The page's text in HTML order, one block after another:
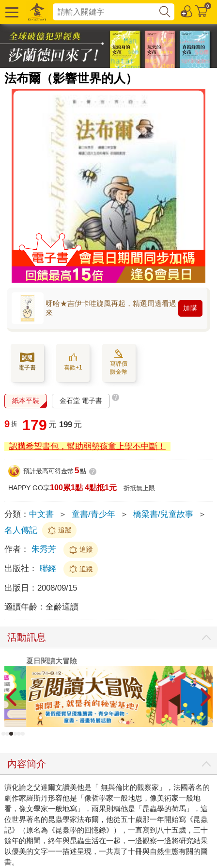
0
法布爾（影響世界的人）
呀哈★吉伊卡哇旋風再起，精選周邊看過
來
加購
電子書 喜歡+1
寫評價
賺金幣
紙本平裝 金石堂 電子書 ?
9 折 179 元 199 元
認購希望書包，幫助弱勢孩童上學不中斷！
預計最高可得金幣 5點 ?
HAPPY GO享100累1點 4點抵1元 折抵無上限
分類： 中文書 ＞ 童書/青少年 ＞ 橋梁書/兒童故事
＞
名人傳記
追蹤
作者： 朱秀芳 追蹤
出版社： 聯經 追蹤
出版日： 2008/09/15
適讀年齡： 全齡適讀
活動訊息
夏日閱讀大冒險
內容簡介
演化論之父達爾文讚美他是「 無與倫比的觀察家」，法國著名的
劇作家羅斯丹形容他是「像哲學家一般地思，像美術家一般地
看，像文學家一般地寫」，雨果則稱他是「昆蟲學的荷馬」，這
位世界著名的昆蟲學家法布爾，他從五十歲那一年開始寫《昆蟲
記》（原名為《昆蟲學的回憶錄》），一直寫到八十五歲，三十
餘年的期間，終年與昆蟲生活在一起，一邊觀察一邊將研究結果
以優美的文字一一描述呈現，一共寫了十冊與自然生態有關的圖
書。